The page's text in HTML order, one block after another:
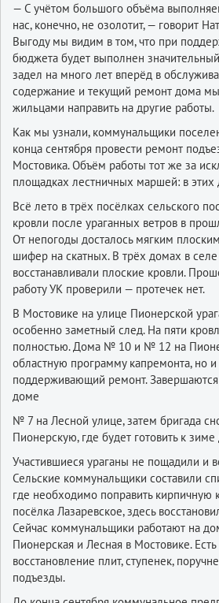
— С учётом большого объёма
нас, конечно, не озолотит, — говорит
Выгоду мы видим в том, что при
бюджета будет выполнен
задел на много лет вперёд в
содержание и текущий ремонт дома
жильцами направить на другие работы.
Как мы узнали, коммунальщики
конца сентября провести ремонт
Мостовика. Объём работы тот же за
площадках лестничных маршей: в этих
Всё лето в трёх посёлках сельского
кровли после ураганных ветров в
От непогоды досталось мягким
шифер на скатных. В трёх домах в селе
восстанавливали плоские кровли.
работу УК проверили — протечек нет.
В Мостовике на улице Пионерской
особенно заметный след. На пяти
полностью. Дома № 10 и № 12 на
областную программу капремонта, но
поддерживающий ремонт.
доме
№ 7 на Лесной улице, затем бригада
Пионерскую, где будет готовить к
Участившиеся ураганы не пощадили и
Сельские коммунальщики составили
где необходимо поправить кирпичную
посёлка Лазаревское, здесь
Сейчас коммунальщики работают на
Пионерская и Лесная в Мостовике.
восстановление плит, ступенек,
подъезды.